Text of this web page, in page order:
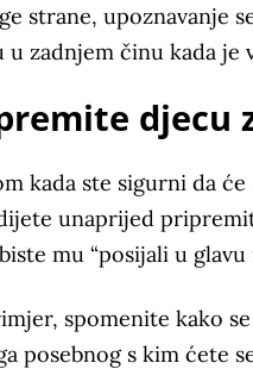
strane, upoznavanje
u zadnjem činu kada je
djecu
kada ste sigurni da
unaprijed
mu “posijali u
spomenite kako
posebnog s kim ćete